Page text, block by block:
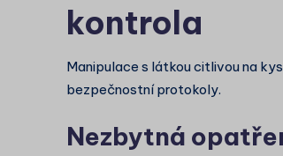
kontrola
Manipulace s látkou citlivou na
bezpečnostní protokoly.
Nezbytná